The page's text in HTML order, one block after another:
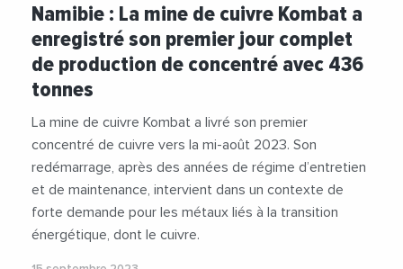
Namibie : La mine de cuivre Kombat a
enregistré son premier jour complet
de production de concentré avec 436
tonnes
La mine de cuivre Kombat a livré son premier
concentré de cuivre vers la mi-août 2023. Son
redémarrage, après des années de régime d’entretien
et de maintenance, intervient dans un contexte de
forte demande pour les métaux liés à la transition
énergétique, dont le cuivre.